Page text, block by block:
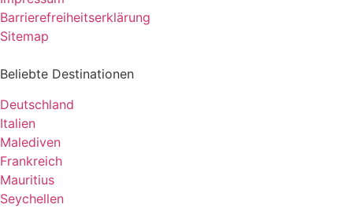
Barrierefreiheitserklärung
Sitemap
Beliebte Destinationen
Deutschland
Italien
Malediven
Frankreich
Mauritius
Seychellen